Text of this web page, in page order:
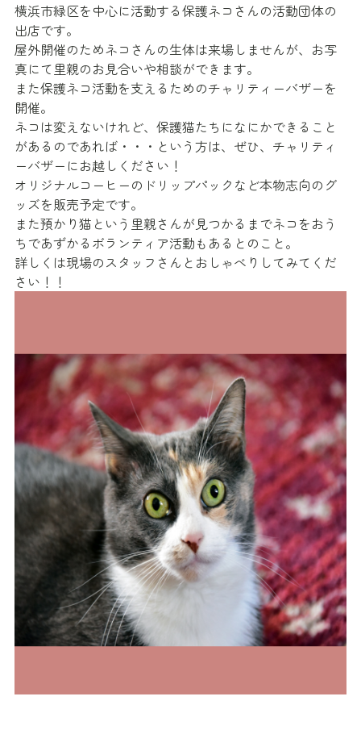
横浜市緑区を中心に活動する保護ネコさんの活動団体の
出店です。
屋外開催のためネコさんの生体は来場しませんが、お写
真にて里親のお見合いや相談ができます。
また保護ネコ活動を支えるためのチャリティーバザーを
開催。
ネコは変えないけれど、保護猫たちになにかできること
があるのであれば・・・という方は、ぜひ、チャリティ
ーバザーにお越しください！
オリジナルコーヒーのドリップパックなど本物志向のグ
ッズを販売予定です。
また預かり猫という里親さんが見つかるまでネコをおう
ちであずかるボランティア活動もあるとのこと。
詳しくは現場のスタッフさんとおしゃべりしてみてくだ
さい！！